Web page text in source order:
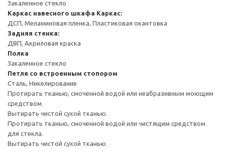
Закаленное стекло
Каркас навесного шкафа Каркас:
ДСП, Меламиновая пленка, Пластиковая окантовка
Задняя стенка:
ДВП, Акриловая краска
Полка
Закаленное стекло
Петля со встроенным стопором
Сталь, Никелирование
Протирать тканью, смоченной водой или неабразивным моющим
средством.
Вытирать чистой сухой тканью.
Протирать тканью, смоченной водой или чистящим средством
для стекла.
Вытирать чистой сухой тканью.